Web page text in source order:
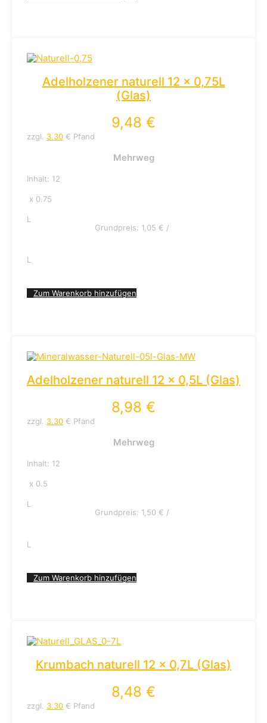
Adelholzener naturell 12 x 0,75L
(Glas)
9,48 €
zzgl. 3.30 € Pfand
Mehrweg
Inhalt: 12
x 0.75
L
Grundpreis: 1,05 € /
L
Zum Warenkorb hinzufügen
Adelholzener naturell 12 x 0,5L (Glas)
8,98 €
zzgl. 3.30 € Pfand
Mehrweg
Inhalt: 12
x 0.5
L
Grundpreis: 1,50 € /
L
Zum Warenkorb hinzufügen
Krumbach naturell 12 x 0,7L (Glas)
8,48 €
zzgl. 3.30 € Pfand